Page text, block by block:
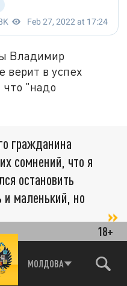
18+
МОЛДОВА
Владимир
верит в успех
что "надо
гражданина
сомнений, что я
остановить
и маленький, но
назвала
Киева к